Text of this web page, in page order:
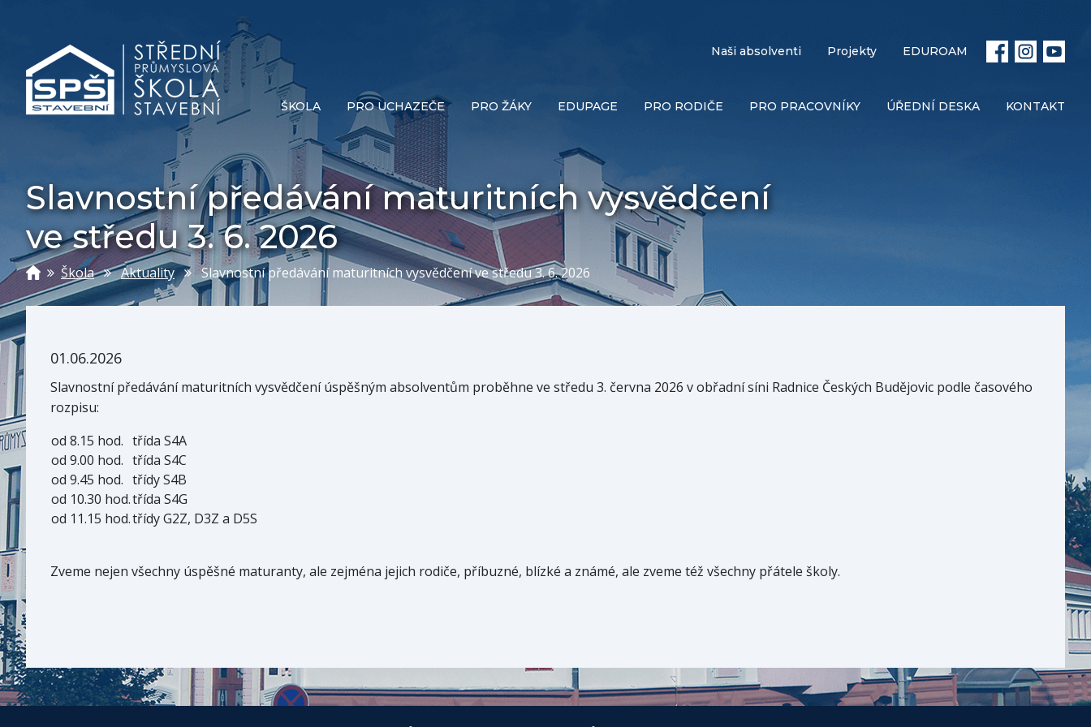
Naši absolventi Projekty EDUROAM
ŠKOLA PRO UCHAZEČE PRO ŽÁKY EDUPAGE PRO RODIČE PRO PRACOVNÍKY ÚŘEDNÍ DESKA KONTAKT
Slavnostní předávání maturitních vysvědčení
ve středu 3. 6. 2026
Škola Aktuality Slavnostní předávání maturitních vysvědčení ve středu 3. 6. 2026
01.06.2026
Slavnostní předávání maturitních vysvědčení úspěšným absolventům proběhne ve středu 3. června 2026 v obřadní síni Radnice Českých Budějovic podle časového
rozpisu:
od 8.15 hod. třída S4A
od 9.00 hod. třída S4C
od 9.45 hod. třídy S4B
od 10.30 hod.třída S4G
od 11.15 hod.třídy G2Z, D3Z a D5S
Zveme nejen všechny úspěšné maturanty, ale zejména jejich rodiče, příbuzné, blízké a známé, ale zveme též všechny přátele školy.